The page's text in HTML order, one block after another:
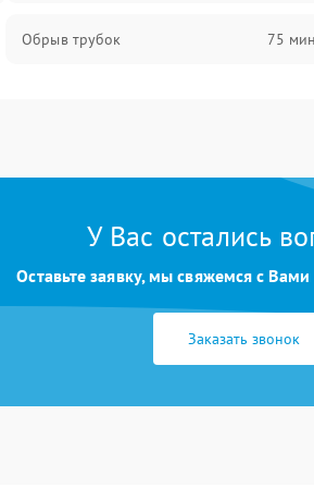
Обрыв трубок 75 мин
У Вас остались
Оставьте заявку, мы свяжемся с
Заказать звонок